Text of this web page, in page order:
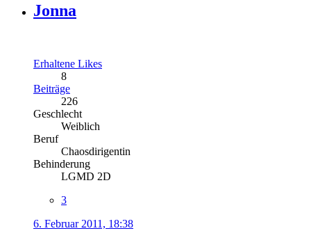
Jonna
Erhaltene Likes
8
Beiträge
226
Geschlecht
Weiblich
Beruf
Chaosdirigentin
Behinderung
LGMD 2D
3
6. Februar 2011, 18:38